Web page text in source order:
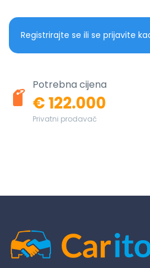
Registrirajte se ili se prijavite
Potrebna cijena
€ 122.000
Privatni prodavač